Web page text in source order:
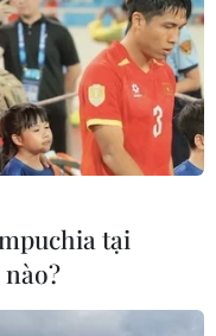
tại